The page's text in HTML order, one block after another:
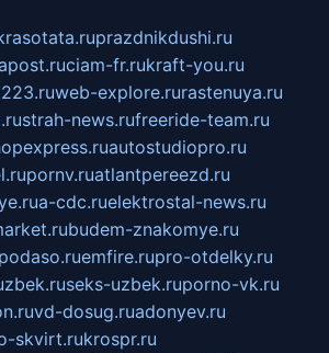
prazdnikdushi.ru
ciam-fr.rukraft-you.ru
web-explore.rurastenuya.ru
strah-news.rufreeride-team.ru
autostudiopro.ru
pornv.ruatlantpereezd.ru
a-cdc.ruelektrostal-news.ru
budem-znakomye.ru
emfire.rupro-otdelky.ru
seks-uzbek.ruporno-vk.ru
vd-dosug.ruadonyev.ru
skvirt.rukrospr.ru